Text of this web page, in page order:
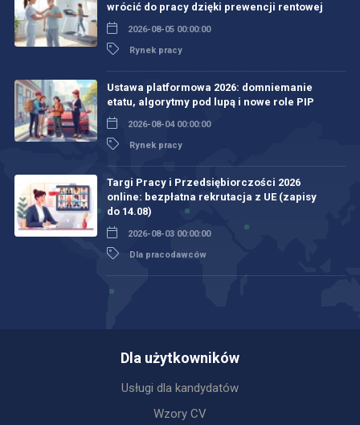
wrócić do pracy dzięki prewencji rentowej
2026-08-05 00:00:00
Rynek pracy
Ustawa platformowa 2026: domniemanie
etatu, algorytmy pod lupą i nowe role PIP
2026-08-04 00:00:00
Rynek pracy
Targi Pracy i Przedsiębiorczości 2026
online: bezpłatna rekrutacja z UE (zapisy
do 14.08)
2026-08-03 00:00:00
Dla pracodawców
Dla użytkowników
Usługi dla kandydatów
Wzory CV